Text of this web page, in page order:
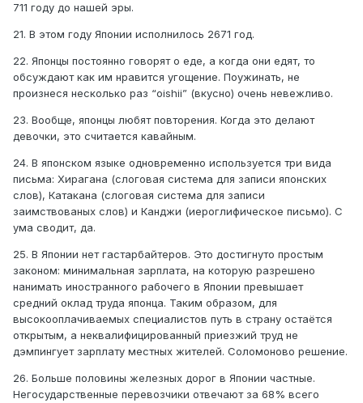
711 году до нашей эры.
21. В этом году Японии исполнилось 2671 год.
22. Японцы постоянно говорят о еде, а когда они едят, то
обсуждают как им нравится угощение. Поужинать, не
произнеся несколько раз “oishii” (вкусно) очень невежливо.
23. Вообще, японцы любят повторения. Когда это делают
девочки, это считается кавайным.
24. В японском языке одновременно используется три вида
письма: Хирагана (слоговая система для записи японских
слов), Катакана (слоговая система для записи
заимствованых слов) и Канджи (иероглифическое письмо). С
ума сводит, да.
25. В Японии нет гастарбайтеров. Это достигнуто простым
законом: минимальная зарплата, на которую разрешено
нанимать иностранного рабочего в Японии превышает
средний оклад труда японца. Таким образом, для
высокооплачиваемых специалистов путь в страну остаётся
открытым, а неквалифицированный приезжий труд не
дэмпингует зарплату местных жителей. Соломоново решение.
26. Больше половины железных дорог в Японии частные.
Негосударственные перевозчики отвечают за 68% всего